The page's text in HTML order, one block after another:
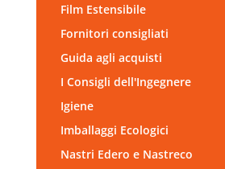
Film Estensibile
Fornitori consigliati
Guida agli acquisti
I Consigli dell'Ingegnere
Igiene
Imballaggi Ecologici
Nastri Edero e Nastreco